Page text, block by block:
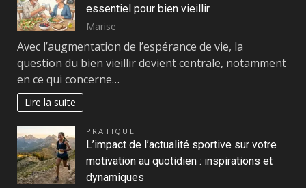
essentiel pour bien vieillir
Marise
Avec l’augmentation de l’espérance de vie, la
question du bien vieillir devient centrale, notamment
en ce qui concerne…
Lire la suite
PRATIQUE
L’impact de l’actualité sportive sur votre
motivation au quotidien : inspirations et
dynamiques